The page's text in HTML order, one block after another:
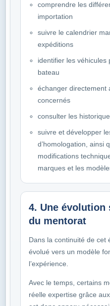
comprendre les
importation
suivre le calendrier
expéditions
identifier les véhicules
bateau
échanger directement
concernés
consulter les
suivre et développer
d’homologation, ainsi
modifications
marques et les
4. Une
du mentorat
Dans la continuité de cet
évolué vers un modèle
l’expérience.
Avec le temps, certains
réelle expertise grâce